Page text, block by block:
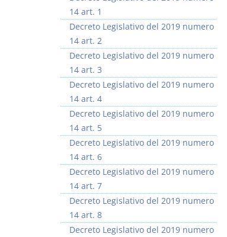
14 art. 1
Decreto Legislativo del 2019 numero
14 art. 2
Decreto Legislativo del 2019 numero
14 art. 3
Decreto Legislativo del 2019 numero
14 art. 4
Decreto Legislativo del 2019 numero
14 art. 5
Decreto Legislativo del 2019 numero
14 art. 6
Decreto Legislativo del 2019 numero
14 art. 7
Decreto Legislativo del 2019 numero
14 art. 8
Decreto Legislativo del 2019 numero
Usufrutto Uso e
Versione ebook€ 4,19
Prescrizione e
decadenza
D. Minussi
Versione ebook
(iva incl.)